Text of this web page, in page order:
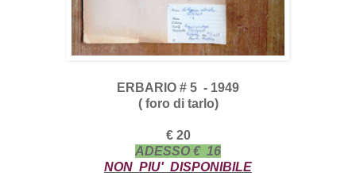
ERBARIO # 5 - 1949
( foro di tarlo)
€ 20
ADESSO € 16
NON PIU' DISPONIBILE